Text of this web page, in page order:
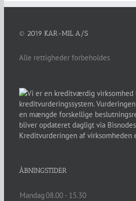
© 2019 KAR-MIL A/S
Alle rettigheder forbeholdes
ÅBNINGSTIDER
Mandag08.00 - 15.30